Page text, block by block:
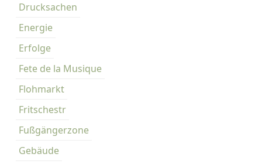
Drucksachen
Energie
Erfolge
Fete de la Musique
Flohmarkt
Fritschestr
Fußgängerzone
Gebäude